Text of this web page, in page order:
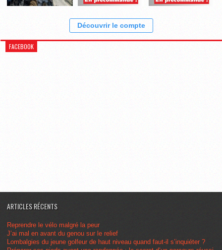
Découvrir le compte
FACEBOOK
ARTICLES RÉCENTS
Reprendre le vélo malgré la peur
J’ai mal en avant du genou sur le relief
Lombalgies du jeune golfeur de haut niveau quand faut-il s’inquiéter ?